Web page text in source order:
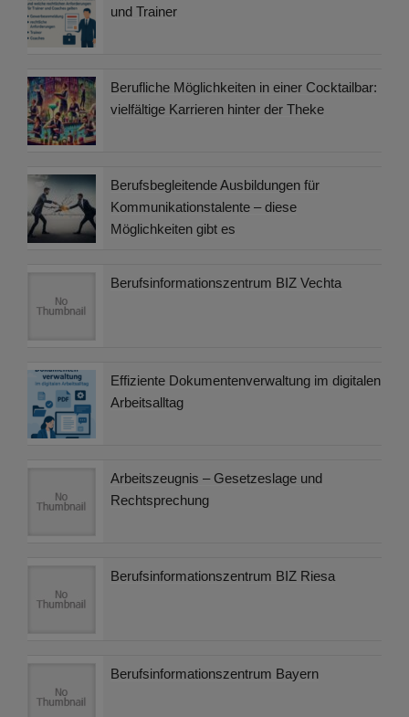
und Trainer
Berufliche Möglichkeiten in einer Cocktailbar:
vielfältige Karrieren hinter der Theke
Berufsbegleitende Ausbildungen für
Kommunikationstalente – diese
Möglichkeiten gibt es
Berufsinformationszentrum BIZ Vechta
Effiziente Dokumentenverwaltung im digitalen
Arbeitsalltag
Arbeitszeugnis – Gesetzeslage und
Rechtsprechung
Berufsinformationszentrum BIZ Riesa
Berufsinformationszentrum Bayern